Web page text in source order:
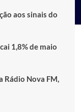
aos sinais do
1,8% de maio
Rádio Nova FM,